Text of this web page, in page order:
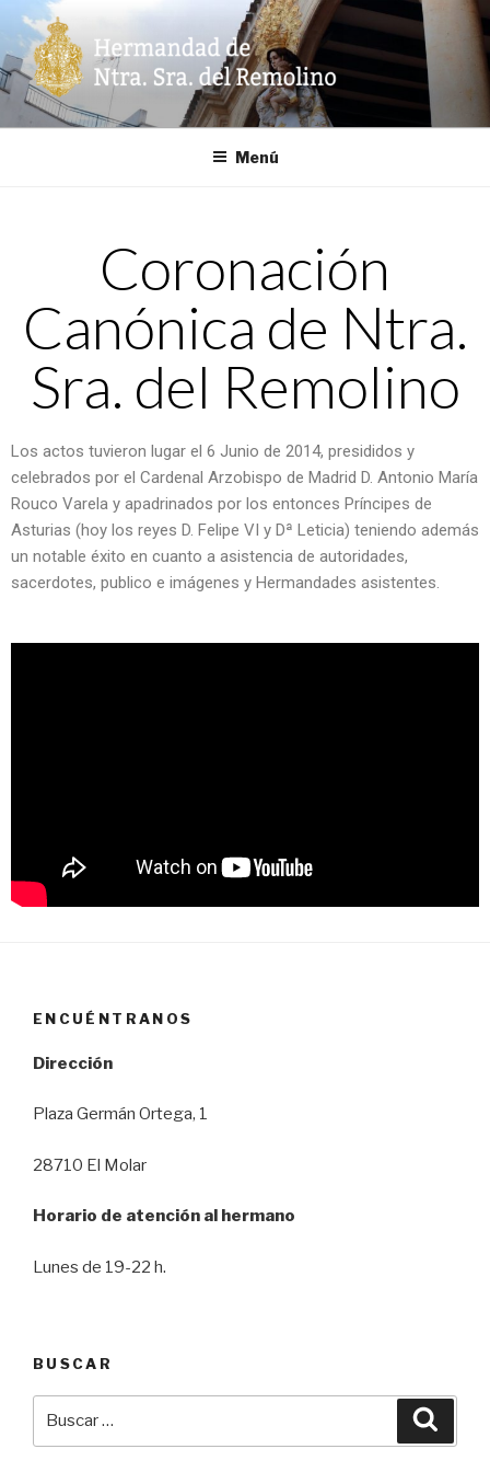
HERMANDAD DE NTRA. SRA.
DEL REMOLINO
Menú
Coronación
Canónica de Ntra.
Sra. del Remolino
Los actos tuvieron lugar el 6 Junio de 2014, presididos y
celebrados por el Cardenal Arzobispo de Madrid D. Antonio María
Rouco Varela y apadrinados por los entonces Príncipes de
Asturias (hoy los reyes D. Felipe VI y Dª Leticia) teniendo además
un notable éxito en cuanto a asistencia de autoridades,
sacerdotes, publico e imágenes y Hermandades asistentes.
ENCUÉNTRANOS
Dirección
Plaza Germán Ortega, 1
28710 El Molar
Horario de atención al hermano
Lunes de 19-22 h.
BUSCAR